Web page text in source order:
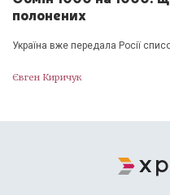
полонених
Україна вже передала Росії
Євген Киричук